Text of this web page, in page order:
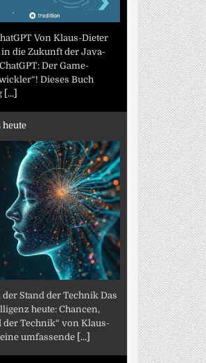
Von Klaus-Dieter
in die Zukunft der Java-
Der Game-
Dieses Buch
[...]
Stand der Technik Das
heute: Chancen,
der Technik“ von Klaus-
umfassende [...]